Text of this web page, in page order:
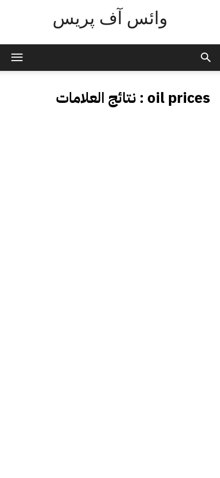
وائس آف پریس
نتائج العلامات : oil prices